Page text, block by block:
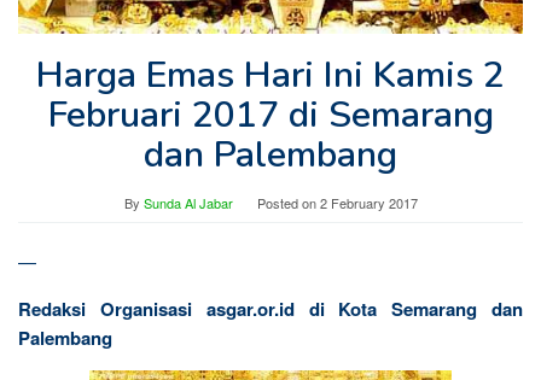
Harga Emas Hari Ini Kamis 2
Februari 2017 di Semarang
dan Palembang
By Sunda Al Jabar Posted on2 February 2017
—
Redaksi Organisasi asgar.or.id di Kota Semarang dan
Palembang